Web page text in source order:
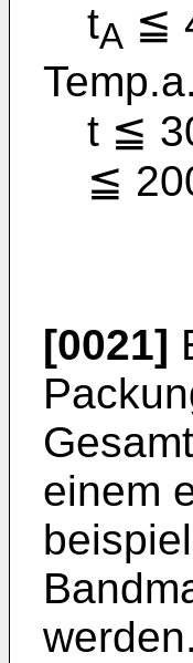
tA ≦
t ≦
≦
[0021]
einem
werden.